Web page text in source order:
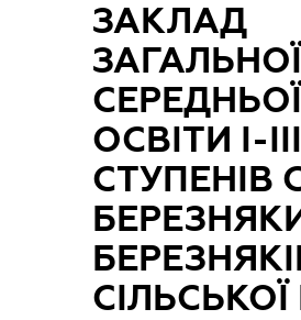
ЗАКЛАД
ЗАГАЛЬНОЇ
СЕРЕДНЬОЇ
ОСВІТИ І-ІІІ
СТУПЕНІВ